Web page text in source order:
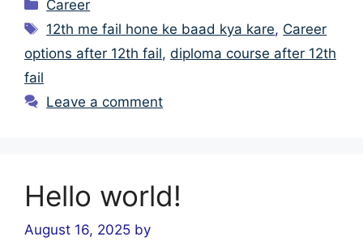
Career
Tags
12th me fail hone ke baad kya kare, Career
options after 12th fail, diploma course after 12th
fail
Leave a comment
Hello world!
August 16, 2025 by